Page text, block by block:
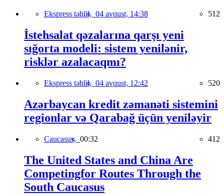
Ekspress təhlil, 04 avqust, 14:38 512
İstehsalat qəzalarına qarşı yeni
sığorta modeli: sistem yenilənir,
risklər azalacaqmı?
Ekspress təhlil, 04 avqust, 12:42 520
Azərbaycan kredit zəmanəti sistemini
regionlar və Qarabağ üçün yeniləyir
Caucasus, 00:32 412
The United States and China Are
Competingfor Routes Through the
South Caucasus